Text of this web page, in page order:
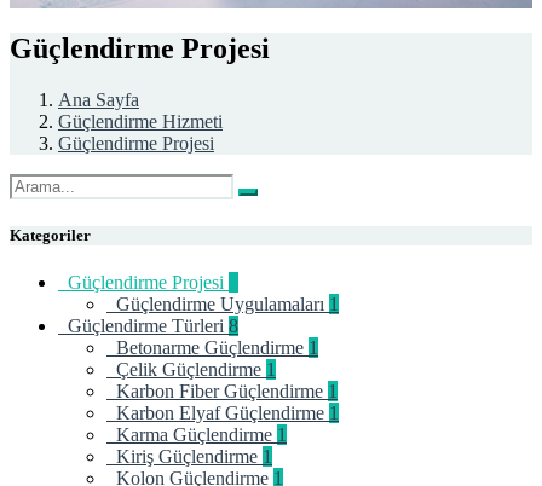
Güçlendirme Projesi
Ana Sayfa
Güçlendirme Hizmeti
Güçlendirme Projesi
Kategoriler
Güçlendirme Projesi
Güçlendirme Uygulamaları 1
Güçlendirme Türleri 8
Betonarme Güçlendirme 1
Çelik Güçlendirme 1
Karbon Fiber Güçlendirme 1
Karbon Elyaf Güçlendirme 1
Karma Güçlendirme 1
Kiriş Güçlendirme 1
Kolon Güçlendirme 1